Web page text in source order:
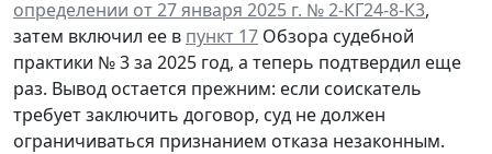
определении от 27 января 2025 г. № 2-КГ24-8-К3,
затем включил ее в пункт 17 Обзора судебной
практики № 3 за 2025 год, а теперь подтвердил еще
раз. Вывод остается прежним: если соискатель
требует заключить договор, суд не должен
ограничиваться признанием отказа незаконным.